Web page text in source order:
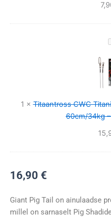
–
1 ×Titaantross CWC
60cm/34kg
16,90 €
Giant Pig Tail on ainulaadse
millel on sarnaselt Pig